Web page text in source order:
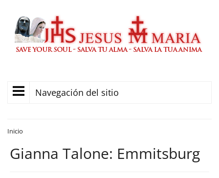
Navegación del sitio
Inicio
Gianna Talone: Emmitsburg